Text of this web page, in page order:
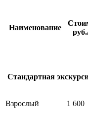
Наименование
Стандартная
Взрослый 1 600